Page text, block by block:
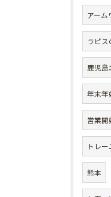
アーム
ラピス
鹿児島
年末年
営業開
トレ
熊本